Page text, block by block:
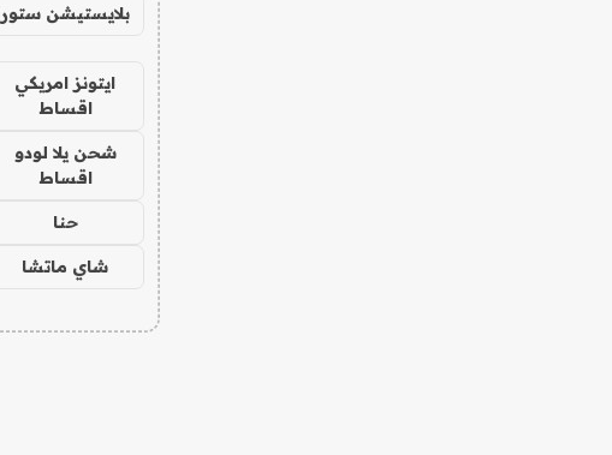
بلايستيشن ستور
ايتونز امريكي
اقساط
شحن يلا لودو
اقساط
حنا
شاي ماتشا